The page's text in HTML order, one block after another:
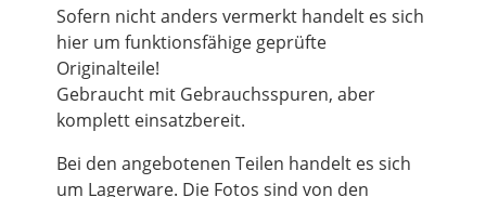
Sofern nicht anders vermerkt handelt es sich
hier um funktionsfähige geprüfte
Originalteile!
Gebraucht mit Gebrauchsspuren, aber
komplett einsatzbereit.
Bei den angebotenen Teilen handelt es sich
um Lagerware. Die Fotos sind von den